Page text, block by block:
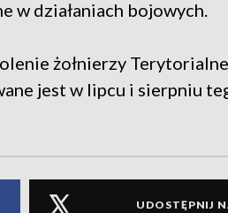
w działaniach bojowych.
żołnierzy
jest w lipcu i sierpniu
UDOSTĘPNIJ